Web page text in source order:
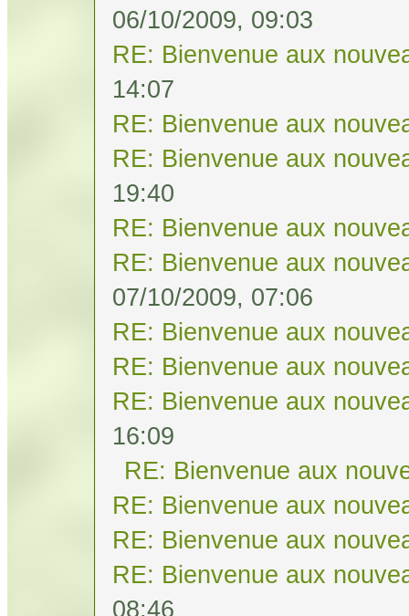
06/10/2009, 09:03
RE: Bienvenue aux
14:07
RE: Bienvenue aux
RE: Bienvenue aux
19:40
RE: Bienvenue aux
RE: Bienvenue aux
07/10/2009, 07:06
RE: Bienvenue aux
RE: Bienvenue aux
RE: Bienvenue aux
16:09
RE: Bienvenue aux
RE: Bienvenue aux
RE: Bienvenue aux
RE: Bienvenue aux
08:46